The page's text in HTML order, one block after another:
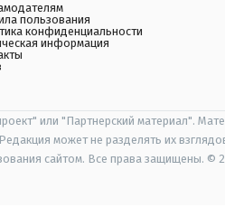
пользования
конфиденциальности
информация
или "Партнерский материал".
может не разделять их
сайтом. Все права защищены. ©